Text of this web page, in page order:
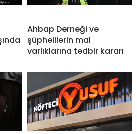
Ahbap Derneği ve
şüphelilerin mal
varlıklarına tedbir kararı